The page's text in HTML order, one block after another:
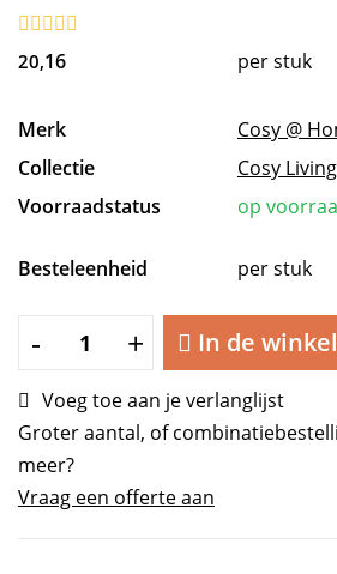
20,16 per stuk
Merk
Cosy @
Collectie
Cosy Living
Voorraadstatus
op
Besteleenheid per stuk
-
Kussen
Faux
Rabbit
Fur
zwart
+ In de
Voeg toe aan je verlanglijst
Groter aantal, of
meer?
Vraag een offerte aan